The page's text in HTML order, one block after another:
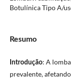
Botulínica Tipo A/
Resumo
Introdução: A
prevalente,